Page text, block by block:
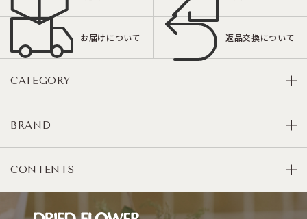
お届けについて 返品交換について
CATEGORY
BRAND
CONTENTS